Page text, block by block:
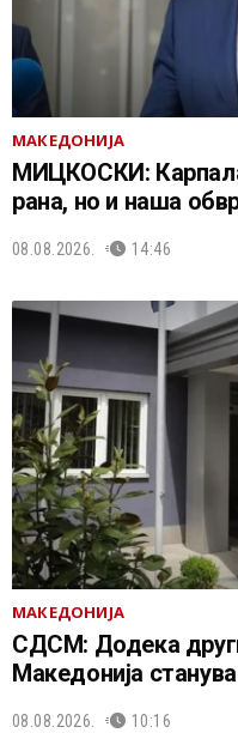
МАКЕДОНИЈА
МИЦКОСКИ:
рана, но и наша
08.08.2026. 14:46
МАКЕДОНИЈА
СДСМ: Додека
Македонија
08.08.2026. 10:16